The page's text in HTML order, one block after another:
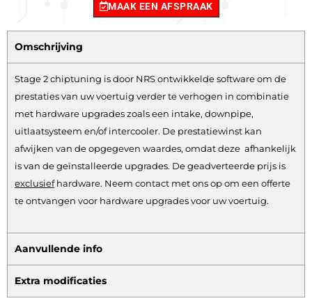
MAAK EEN AFSPRAAK
Omschrijving
Stage 2 chiptuning is door NRS ontwikkelde software om de
prestaties van uw voertuig verder te verhogen in combinatie
met hardware upgrades zoals een intake, downpipe,
uitlaatsysteem en/of intercooler. De prestatiewinst kan
afwijken van de opgegeven waardes, omdat deze afhankelijk
is van de geïnstalleerde upgrades. De geadverteerde prijs is
exclusiefhardware. Neem contact met ons op om een offerte
te ontvangen voor hardware upgrades voor uw voertuig.
Aanvullende info
Extra modificaties